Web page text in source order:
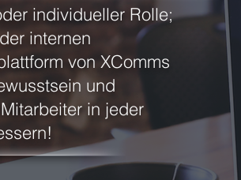
individueller Rolle;
internen
von XComms
und
in jeder